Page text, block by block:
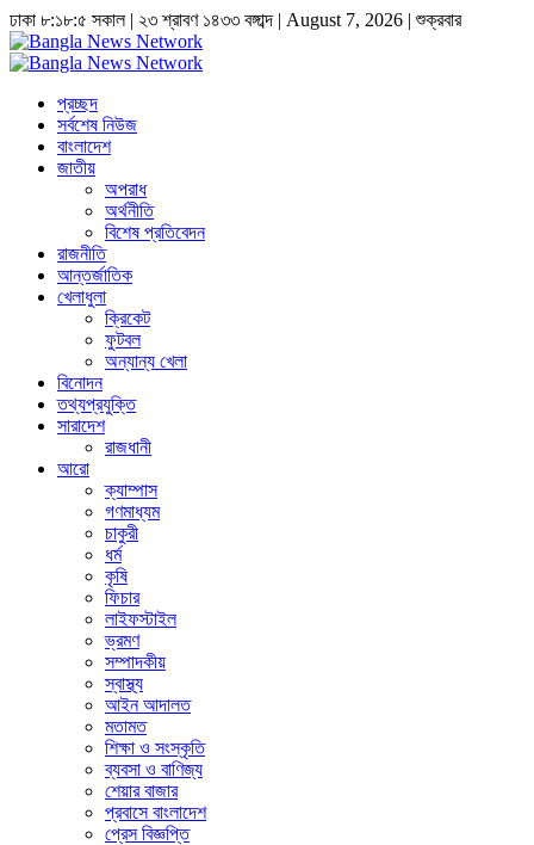
ঢাকা ৮:১৮:৫ সকাল| ২৩ শ্রাবণ ১৪৩৩ বঙ্গাব্দ | August 7, 2026 |শুক্রবার
প্রচ্ছদ
সর্বশেষ নিউজ
বাংলাদেশ
জাতীয়
অপরাধ
অর্থনীতি
বিশেষ প্রতিবেদন
রাজনীতি
আন্তর্জাতিক
খেলাধুলা
ক্রিকেট
ফুটবল
অন্যান্য খেলা
বিনোদন
তথ্যপ্রযুক্তি
সারাদেশ
রাজধানী
আরো
ক্যাম্পাস
গণমাধ্যম
চাকুরী
ধর্ম
কৃষি
ফিচার
লাইফস্টাইল
ভ্রমণ
সম্পাদকীয়
স্বাস্থ্য
আইন আদালত
মতামত
শিক্ষা ও সংস্কৃতি
ব্যবসা ও বাণিজ্য
শেয়ার বাজার
প্রবাসে বাংলাদেশ
প্রেস বিজ্ঞপ্তি